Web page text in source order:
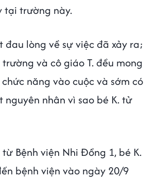
tại trường này.
lòng về sự việc đã xảy ra;
và cô giáo T. đều mong
năng vào cuộc và sớm có
nguyên nhân vì sao bé K. tử
Bệnh viện Nhi Đồng 1, bé K.
bệnh viện vào ngày 20/9